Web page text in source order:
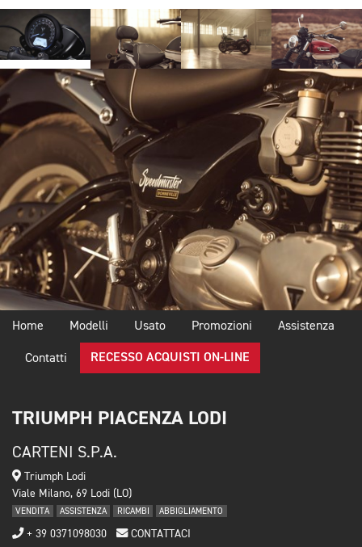
Home Modelli Usato Promozioni Assistenza
Contatti RECESSO ACQUISTI ON-LINE
TRIUMPH PIACENZA LODI
CARTENI S.P.A.
Triumph Lodi
Viale Milano, 69 Lodi (LO)
VENDITA ASSISTENZA RICAMBI ABBIGLIAMENTO
+ 39 0371098030 CONTATTACI